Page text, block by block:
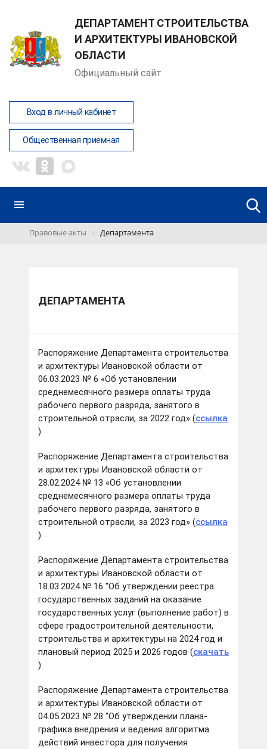
ДЕПАРТАМЕНТ СТРОИТЕЛЬСТВА
И АРХИТЕКТУРЫ ИВАНОВСКОЙ
ОБЛАСТИ
Официальный сайт
Вход в личный кабинет
Общественная приемная
Правовые акты Департамента
ДЕПАРТАМЕНТА
Распоряжение Департамента строительства
и архитектуры Ивановской области от
06.03.2023 № 6 «Об установлении
среднемесячного размера оплаты труда
рабочего первого разряда, занятого в
строительной отрасли, за 2022 год» (ссылка
)
Распоряжение Департамента строительства
и архитектуры Ивановской области от
28.02.2024 № 13 «Об установлении
среднемесячного размера оплаты труда
рабочего первого разряда, занятого в
строительной отрасли, за 2023 год» (ссылка
)
Распоряжение Департамента строительства
и архитектуры Ивановской области от
18.03.2024 № 16 "Об утверждении реестра
государственных заданий на оказание
государственных услуг (выполнение работ) в
сфере градостроительной деятельности,
строительства и архитектуры на 2024 год и
плановый период 2025 и 2026 годов (скачать
)
Распоряжение Департамента строительства
и архитектуры Ивановской области от
04.05.2023 № 28 "Об утверждении плана-
графика внедрения и ведения алгоритма
действий инвестора для получения